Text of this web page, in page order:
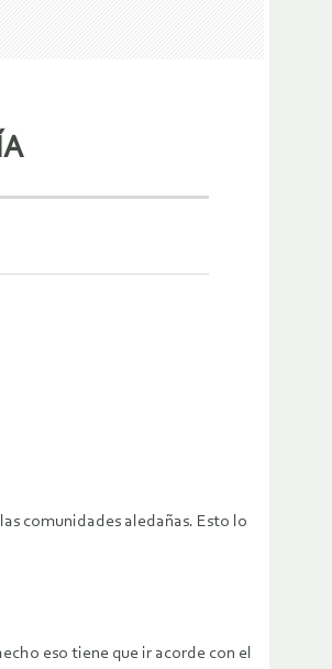
comunidades aledañas. Esto lo
eso tiene que ir acorde con el